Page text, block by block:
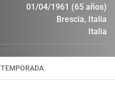
01/04/1961 (65 años)
Brescia, Italia
Italia
TEMPORADA